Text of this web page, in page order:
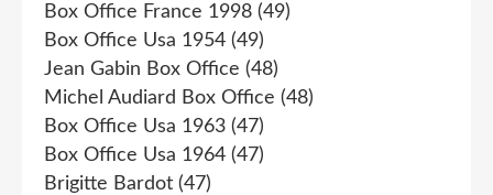
Box Office France 1998 (49)
Box Office Usa 1954 (49)
Jean Gabin Box Office (48)
Michel Audiard Box Office (48)
Box Office Usa 1963 (47)
Box Office Usa 1964 (47)
Brigitte Bardot (47)